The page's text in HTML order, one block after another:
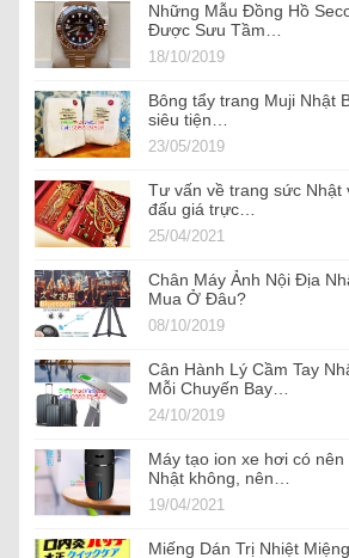
Những Mẫu Đồng Hồ
Được Sưu Tầm…
18/10/2019
Bông tẩy trang Muji Nhật
siêu tiện…
23/05/2019
Tư vấn về trang sức Nhật
đấu giá trực…
25/04/2021
Chân Máy Ảnh Nội Địa
Mua Ở Đâu?
08/10/2019
Cân Hành Lý Cầm Tay
Mỗi Chuyến Bay…
24/10/2019
Máy tạo ion xe hơi có
Nhật không, nên…
19/04/2021
Miếng Dán Trị Nhiệt